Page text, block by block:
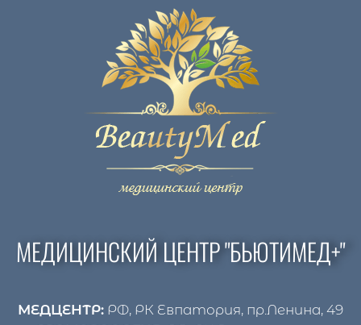
МЕДИЦИНСКИЙ ЦЕНТР "БЬЮТИМЕД+"
МЕДЦЕНТР: РФ, РК Евпатория, пр.Ленина, 49